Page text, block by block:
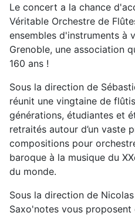
Le concert a la chance
Véritable Orchestre de
ensembles d'instruments à
Grenoble, une association
160 ans !
Sous la direction de
réunit une vingtaine de
générations, étudiantes et
retraités autour d’un vaste
compositions pour
baroque à la musique du
du monde.
Sous la direction de
Saxo'notes vous